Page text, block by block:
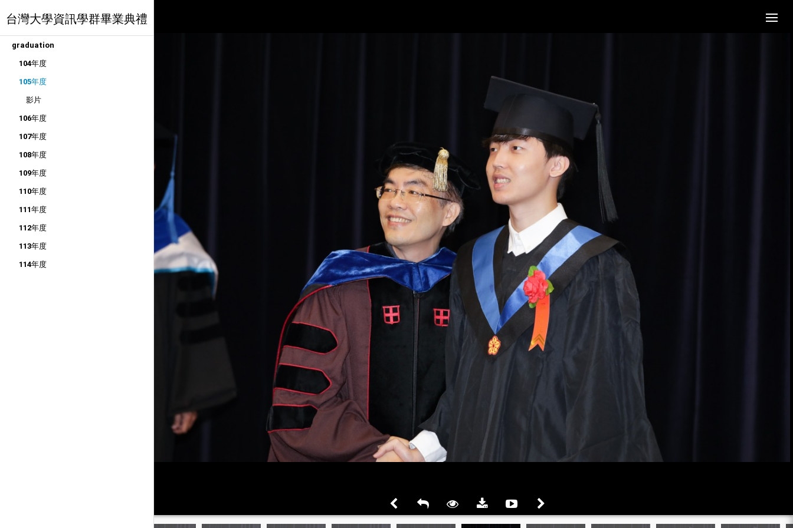
台灣大學資訊學群畢業典禮
graduation
104年度
105年度
影片
106年度
107年度
108年度
109年度
110年度
111年度
112年度
113年度
114年度